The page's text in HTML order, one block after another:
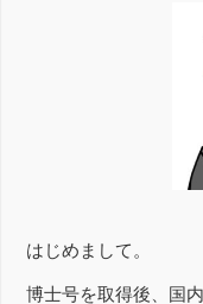
はじめまして。
博士号を取得後、国